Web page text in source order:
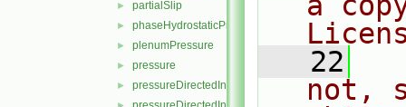
► partialSlip
► phaseHydrostaticPressure
► plenumPressure
► pressure
► pressureDirectedInletOutletVelocity
   22
not,